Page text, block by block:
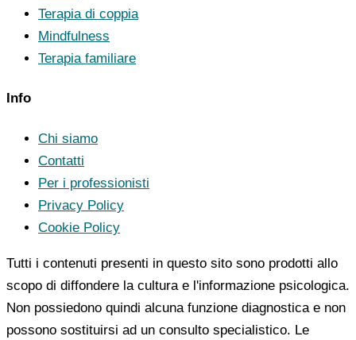
Terapia di coppia
Mindfulness
Terapia familiare
Info
Chi siamo
Contatti
Per i professionisti
Privacy Policy
Cookie Policy
Tutti i contenuti presenti in questo sito sono prodotti allo
scopo di diffondere la cultura e l'informazione psicologica.
Non possiedono quindi alcuna funzione diagnostica e non
possono sostituirsi ad un consulto specialistico. Le